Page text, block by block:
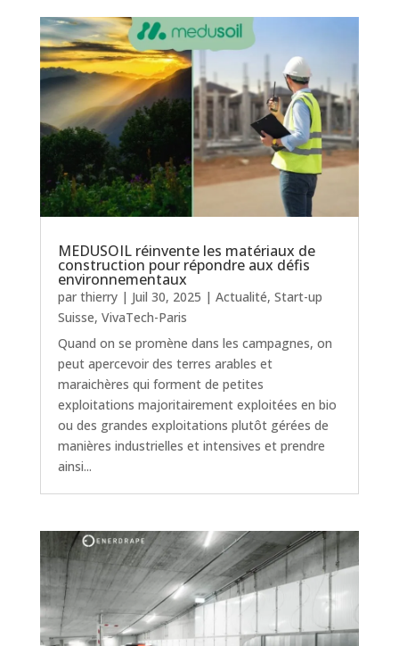
MEDUSOIL réinvente les matériaux de
construction pour répondre aux défis
environnementaux
par thierry| Juil 30, 2025 | Actualité, Start-up
Suisse, VivaTech-Paris
Quand on se promène dans les campagnes, on
peut apercevoir des terres arables et
maraichères qui forment de petites
exploitations majoritairement exploitées en bio
ou des grandes exploitations plutôt gérées de
manières industrielles et intensives et prendre
ainsi...